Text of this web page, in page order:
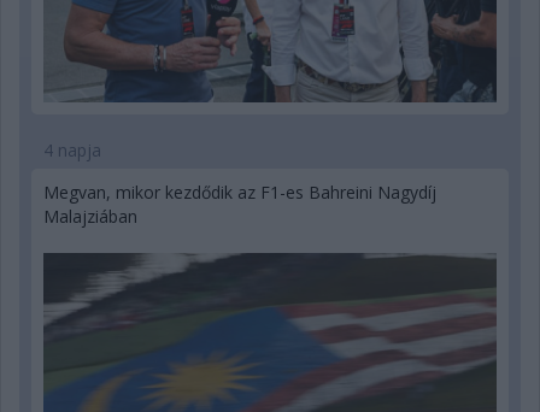
4 napja
Megvan, mikor kezdődik az F1-es Bahreini Nagydíj
Malajziában